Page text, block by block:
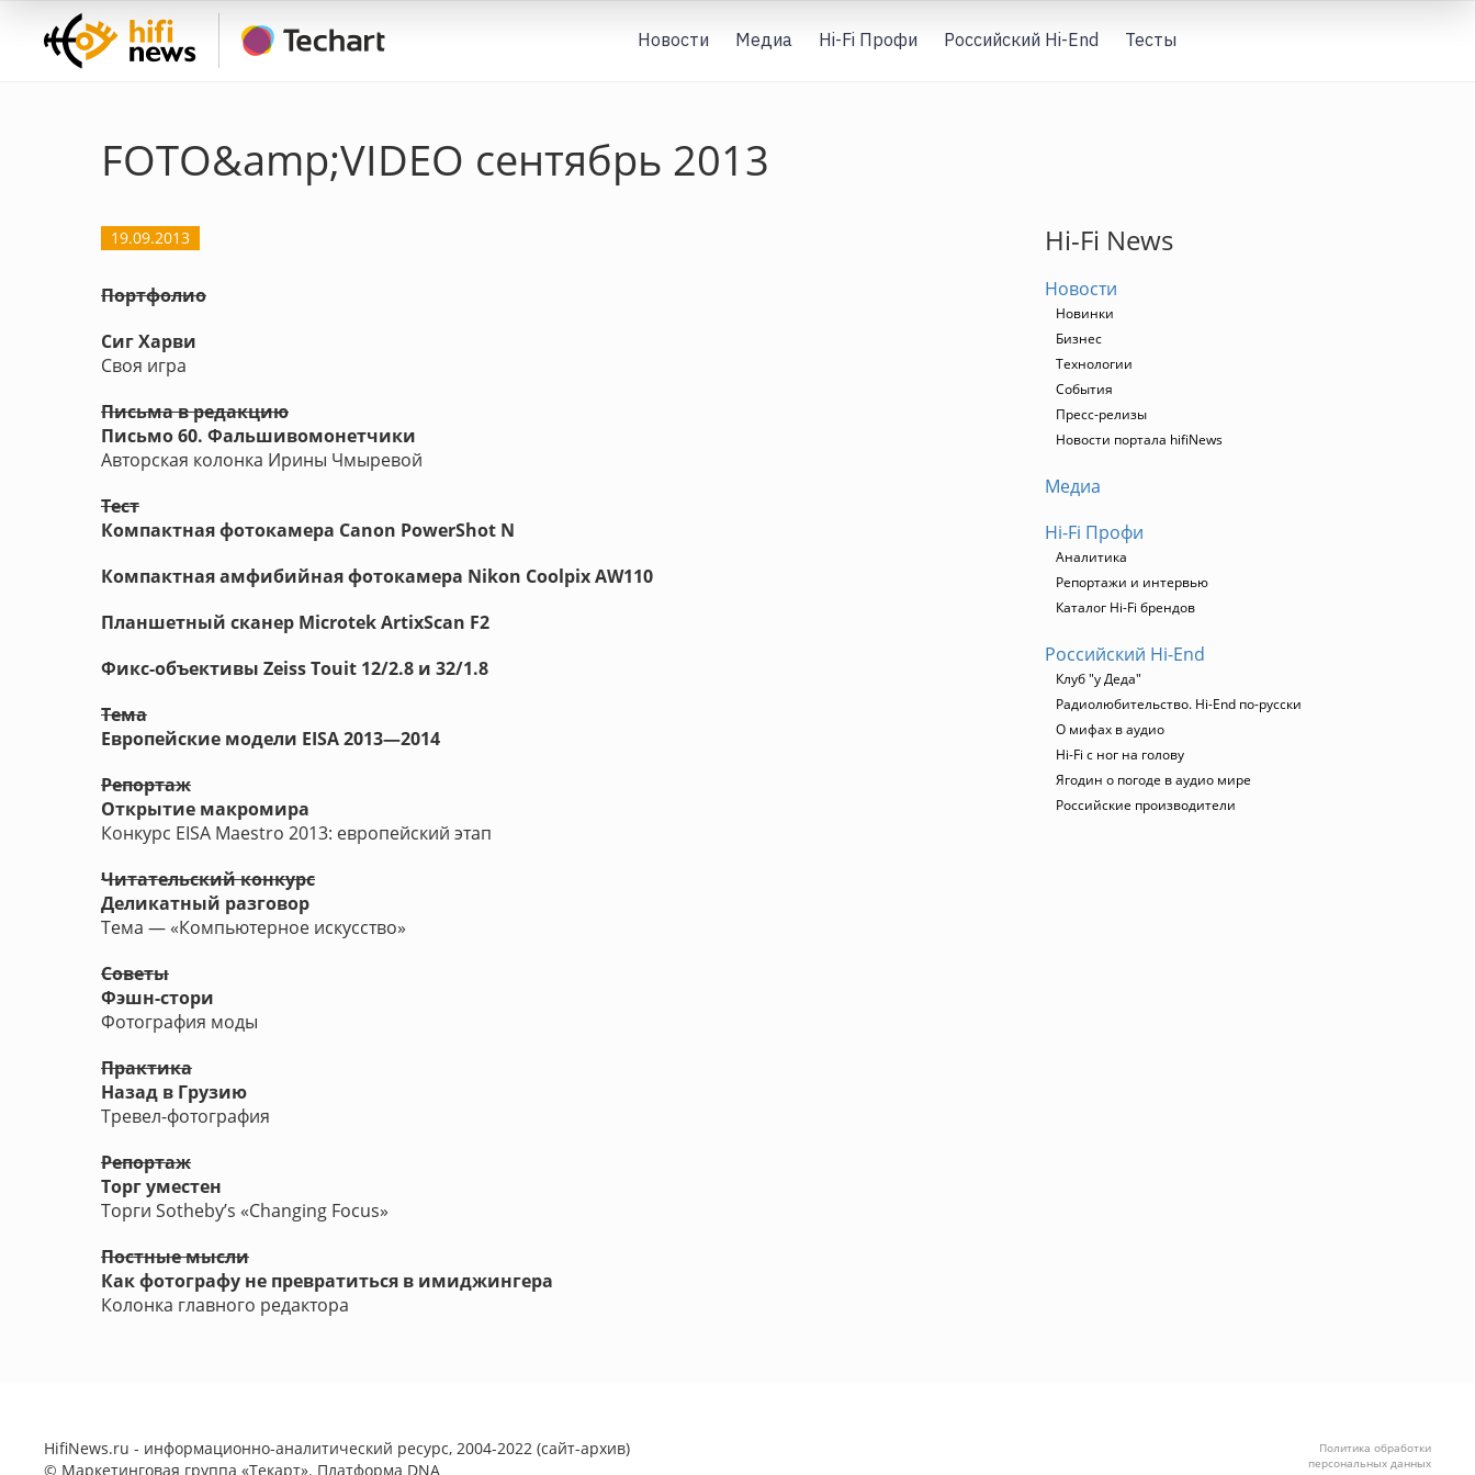
Новости Медиа Hi-Fi Профи Российский Hi-End Тесты
FOTO&amp;VIDEO сентябрь 2013
19.09.2013
Портфолио
Сиг Харви
Своя игра
Письма в редакцию
Письмо 60. Фальшивомонетчики
Авторская колонка Ирины Чмыревой
Тест
Компактная фотокамера Canon PowerShot N
Компактная амфибийная фотокамера Nikon Coolpix AW110
Планшетный сканер Microtek ArtixScan F2
Фикс-объективы Zeiss Touit 12/2.8 и 32/1.8
Тема
Европейские модели EISA 2013—2014
Репортаж
Открытие макромира
Конкурс EISA Maestro 2013: европейский этап
Читательский конкурс
Деликатный разговор
Тема — «Компьютерное искусство»
Советы
Фэшн-стори
Фотография моды
Практика
Назад в Грузию
Тревел-фотография
Репортаж
Торг уместен
Торги Sotheby’s «Changing Focus»
Постные мысли
Как фотографу не превратиться в имиджингера
Колонка главного редактора
Hi-Fi News
Новости
Новинки
Бизнес
Технологии
События
Пресс-релизы
Новости портала hifiNews
Медиа
Hi-Fi Профи
Аналитика
Репортажи и интервью
Каталог Hi-Fi брендов
Российский Hi-End
Клуб "у Деда"
Радиолюбительство. Hi-End по-русски
О мифах в аудио
Hi-Fi с ног на голову
Ягодин о погоде в аудио мире
Российские производители
HifiNews.ru - информационно-аналитический ресурс, 2004-2022 (сайт-архив)
© Маркетинговая группа «Текарт». Платформа DNA
Политика обработки
персональных данных